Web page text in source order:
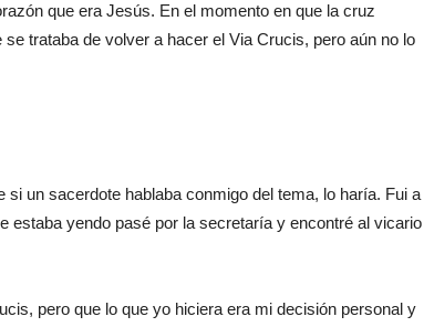
que era Jesús. En el momento en que la cruz
trataba de volver a hacer el Via Crucis, pero aún no lo
si un sacerdote hablaba conmigo del tema, lo haría. Fui a
estaba yendo pasé por la secretaría y encontré al vicario
pero que lo que yo hiciera era mi decisión personal y